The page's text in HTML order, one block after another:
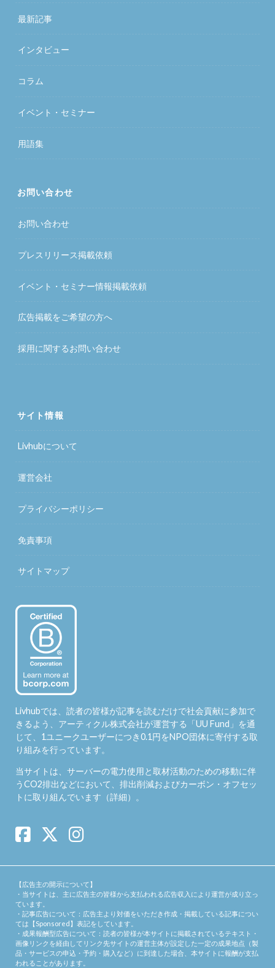
最新記事
インタビュー
コラム
イベント・セミナー
用語集
お問い合わせ
お問い合わせ
プレスリリース掲載依頼
イベント・セミナー情報掲載依頼
広告掲載をご希望の方へ
採用に関するお問い合わせ
サイト情報
Livhubについて
運営会社
プライバシーポリシー
免責事項
サイトマップ
Livhubでは、読者の皆様が記事を読むだけで社会貢献に参加で
きるよう、アーティクル株式会社が運営する「UU Fund 」を通
じて、1ユニークユーザーにつき0.1円をNPO団体に寄付する取
り組みを行っています。
当サイトは、サーバーの電力使用と取材活動のための移動に伴
うCO2排出などにおいて、排出削減およびカーボン・オフセッ
トに取り組んでいます（詳細）。
【広告主の開示について】
・当サイトは、主に広告主の皆様から支払われる広告収入により運営が成り立っ
ています。
・記事広告について：広告主より対価をいただき作成・掲載している記事につい
ては【Sponsored】表記をしています。
・成果報酬型広告について：読者の皆様が本サイトに掲載されているテキスト・
画像リンクを経由してリンク先サイトの運営主体が設定した一定の成果地点（製
品・サービスの申込・予約・購入など）に到達した場合、本サイトに報酬が支払
われることがあります。